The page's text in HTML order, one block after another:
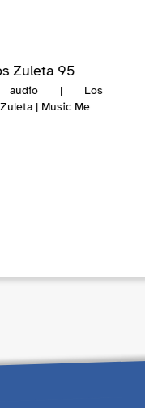
Zuleta 95
audio | Los
| Music Me